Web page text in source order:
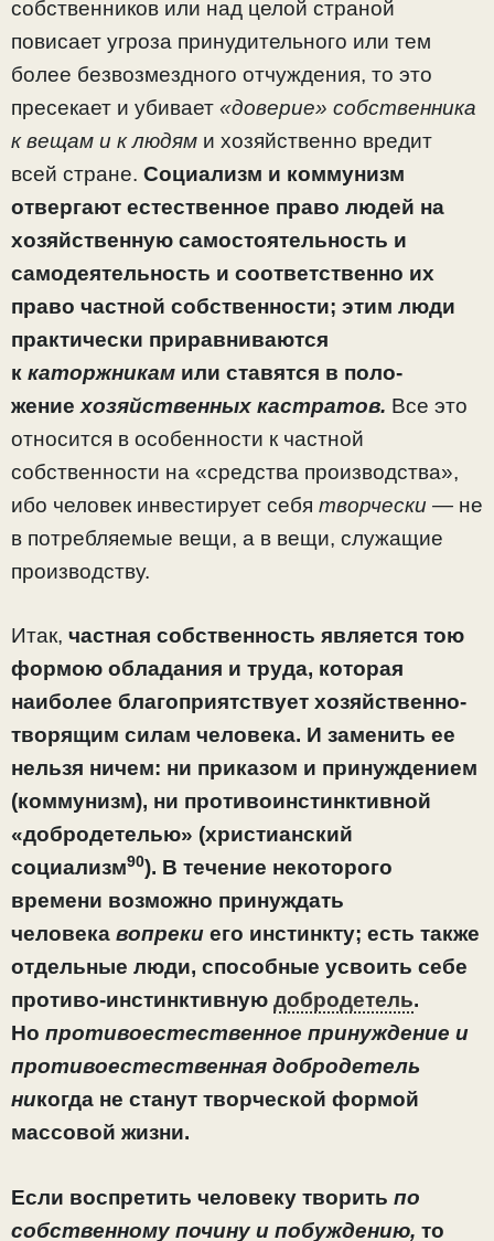
собственников или над целой страной
повисает угроза принудительного или тем
более безвозмездного отчуждения, то это
пресекает и убивает «доверие» собственника
к вещам и к людям и хозяйственно вредит
всей стране. Социализм и комму­низм
отвергают естественное право людей на
хозяйствен­ную самостоятельность и
самодеятельность и соответствен­но их
право частной собственности; этим люди
практичес­ки приравниваются
к каторжникам или ставятся в поло­
жение хозяйственных кастратов. Все это
относится в осо­бенности к частной
собственности на «средства производ­ства»,
ибо человек инвестирует себя творчески — не
в по­требляемые вещи, а в вещи, служащие
производству.
Итак, частная собственность является тою
формою об­ладания и труда, которая
наиболее благоприятствует хозяйственно-
творящим силам человека. И заменить ее
нельзя ничем: ни приказом и принуждением
(коммунизм), ни противоинстинктивной
«добродетелью» (христиан­ский
социализм90). В течение некоторого
времени воз­можно принуждать
человека вопреки его инстинкту; есть также
отдельные люди, способные усвоить себе
противо-инстинктивную добродетель.
Но противоестественное принуждение и
противоестественная добродетель
никогда не станут творческой формой
массовой жизни.
Если воспретить человеку творить по
собственному по­чину и побуждению, то